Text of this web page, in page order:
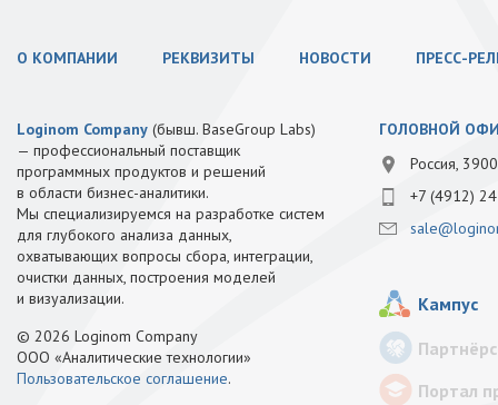
О КОМПАНИИ РЕКВИЗИТЫ НОВОСТИ ПРЕСС-
Loginom Company (бывш. BaseGroup Labs)
— профессиональный поставщик
программных продуктов и решений
в области бизнес-аналитики.
Мы специализируемся на разработке систем
для глубокого анализа данных,
охватывающих вопросы сбора, интеграции,
очистки данных, построения моделей
и визуализации.
© 2026 Loginom Company
ООО «Аналитические технологии»
Пользовательское соглашение.
ГОЛОВНОЙ
Россия,
+7 (4912)
Кампус
Портал